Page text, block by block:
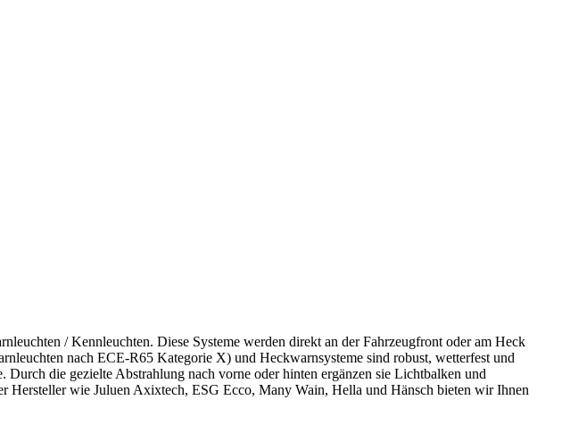
/ Kennleuchten. Diese Systeme werden direkt an der Fahrzeugfront oder am Heck
nach ECE-R65 Kategorie X) und Heckwarnsysteme sind robust, wetterfest und
die gezielte Abstrahlung nach vorne oder hinten ergänzen sie Lichtbalken und
Hersteller wie Juluen Axixtech, ESG Ecco, Many Wain, Hella und Hänsch bieten wir Ihnen